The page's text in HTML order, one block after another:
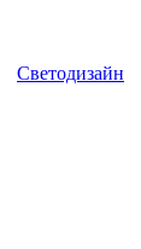
Светодизайн